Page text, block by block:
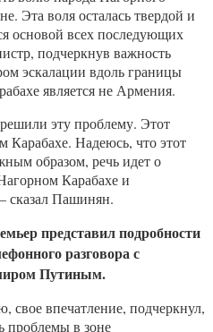
Эта воля осталась твердой и
основой всех последующих
подчеркнув важность
эскалации вдоль границы
является не Армения.
эту проблему. Этот
Карабахе. Надеюсь, что этот
образом, речь идет о
Карабахе и
сказал Пашинян.
представил подробности
разговора с
Путиным.
впечатление, подчеркнул,
проблемы в зоне